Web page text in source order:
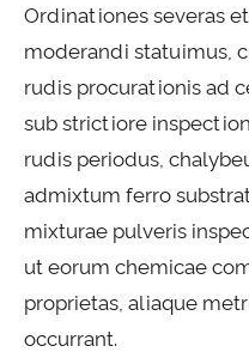
Ordinationes severas
moderandi statuimus,
rudis procurationis ad
sub strictiore
rudis periodus,
admixtum ferro
mixturae pulveris
ut eorum chemicae
proprietas, aliaque
occurrant.